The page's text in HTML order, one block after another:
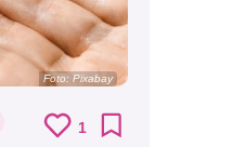
Foto: Pixabay
1